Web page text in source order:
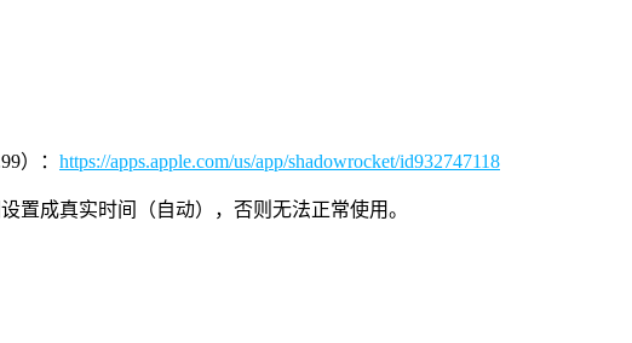
）： https://apps.apple.com/us/app/shadowrocket/id932747118
置成真实时间（自动），否则无法正常使用。